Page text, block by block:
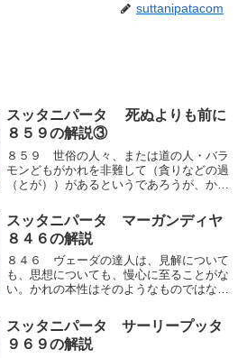
suttanipatacom
スッタニパータ 死ぬよりも前に
８５９の解説③
８５９ 世俗の人々、または道の人・バラ
モンどもがかれを非難して（貪りなどの過
（とが））があるというであろうが、かれ
い。それ故に、かれは論議されても、動揺
することがない。俗の人々、または道の
人・バラモンど...
スッタニパータ マーガンディヤ
８４６の解説
８４６ ヴェーダの達人は、見解について
も、思想についても、慢心に至ることがな
い。かれの本性はそのようなものではない
導かれないし、また伝統的な学問によって
も導かれない。かれは執着の巣窟に導きい
れられること...
スッタニパータ サーリープッタ
９６９の解説